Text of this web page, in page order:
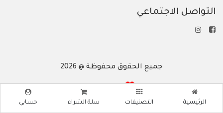
الرئيسية التصنيفات سلة الشراء حسابي
التواصل الاجتماعي
جميع الحقوق محفوظة @ 2026
صنع بكل